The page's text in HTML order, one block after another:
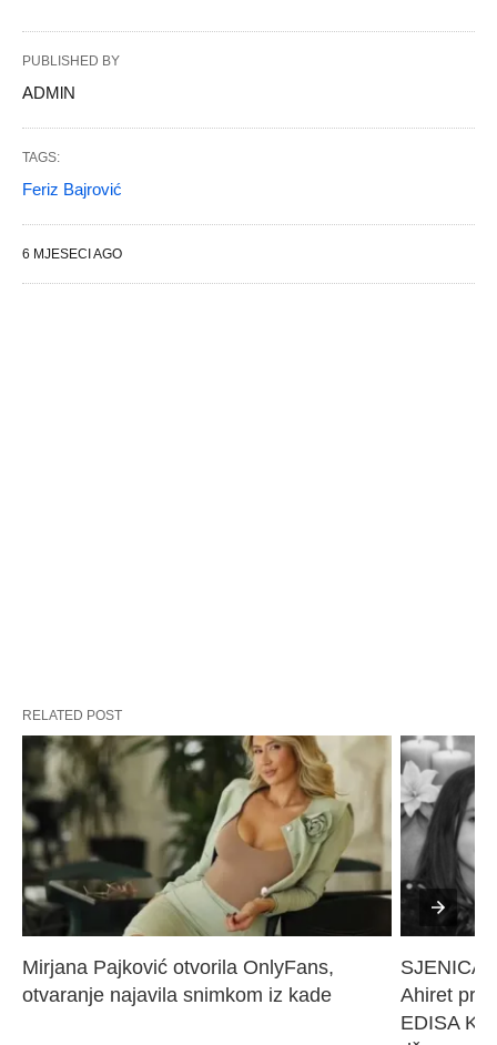
PUBLISHED BY
ADMlN
TAGS:
Feriz Bajrović
6 MJESECI AGO
RELATED POST
Mirjana Pajković otvorila OnlyFans,
otvaranje najavila snimkom iz kade
SJENICA
Ahiret
EDISA